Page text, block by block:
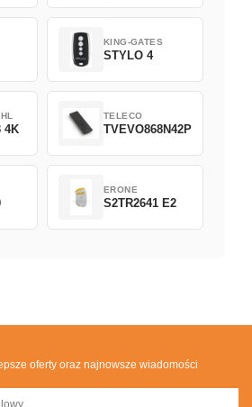
KING-GATES
STYLO 4
4K
TELECO
TVEVO868N42P
ERONE
S2TR2641 E2
oferty oraz najnowsze wiadomości